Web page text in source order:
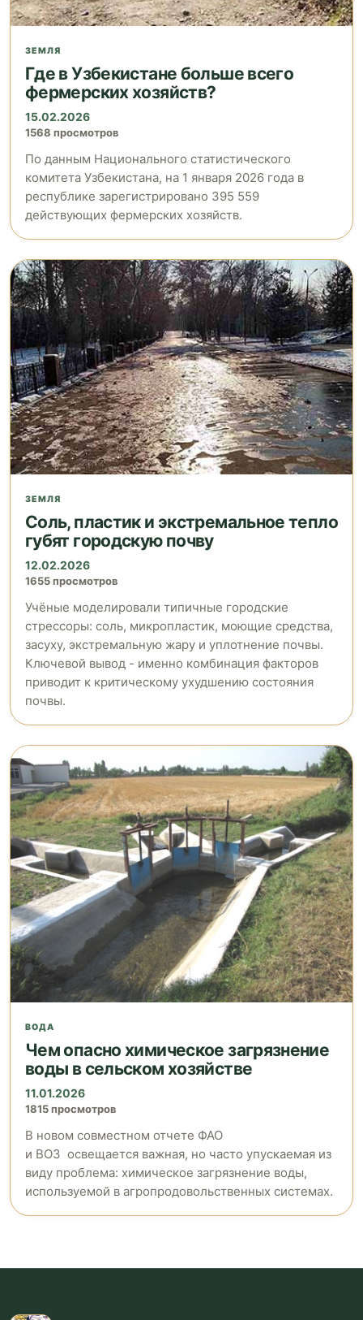
ЗЕМЛЯ
Где в Узбекистане больше всего
фермерских хозяйств?
15.02.2026
1568 просмотров
По данным Национального статистического
комитета Узбекистана, на 1 января 2026 года в
республике зарегистрировано 395 559
действующих фермерских хозяйств.
ЗЕМЛЯ
Соль, пластик и экстремальное тепло
губят городскую почву
12.02.2026
1655 просмотров
Учёные моделировали типичные городские
стрессоры: соль, микропластик, моющие средства,
засуху, экстремальную жару и уплотнение почвы.
Ключевой вывод - именно комбинация факторов
приводит к критическому ухудшению состояния
почвы.
ВОДА
Чем опасно химическое загрязнение
воды в сельском хозяйстве
11.01.2026
1815 просмотров
В новом совместном отчете ФАО
и ВОЗ освещается важная, но часто упускаемая из
виду проблема: химическое загрязнение воды,
используемой в агропродовольственных системах.